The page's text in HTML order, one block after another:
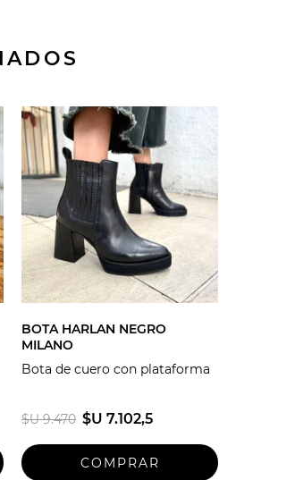
BOTA HARLAN NEGRO
MILANO
Bota de cuero con plataforma
$U 9.470 $U 7.102,5